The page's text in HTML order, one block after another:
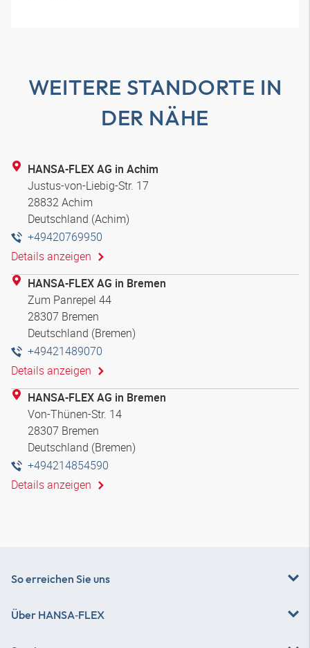
WEITERE STANDORTE IN
DER NÄHE
HANSA-FLEX AG in Achim
Justus-von-Liebig-Str. 17
28832 Achim
Deutschland (Achim)
+49420769950
Details anzeigen
HANSA-FLEX AG in Bremen
Zum Panrepel 44
28307 Bremen
Deutschland (Bremen)
+49421489070
Details anzeigen
HANSA-FLEX AG in Bremen
Von-Thünen-Str. 14
28307 Bremen
Deutschland (Bremen)
+494214854590
Details anzeigen
So erreichen Sie uns
Über HANSA‑FLEX